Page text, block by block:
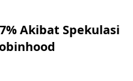
Akibat Spekulasi